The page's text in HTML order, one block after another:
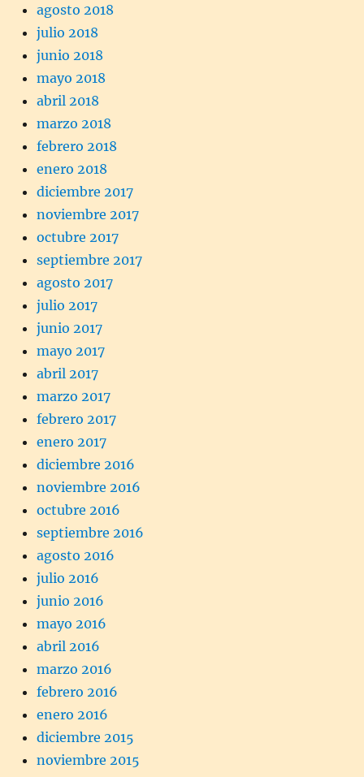
agosto 2018
julio 2018
junio 2018
mayo 2018
abril 2018
marzo 2018
febrero 2018
enero 2018
diciembre 2017
noviembre 2017
octubre 2017
septiembre 2017
agosto 2017
julio 2017
junio 2017
mayo 2017
abril 2017
marzo 2017
febrero 2017
enero 2017
diciembre 2016
noviembre 2016
octubre 2016
septiembre 2016
agosto 2016
julio 2016
junio 2016
mayo 2016
abril 2016
marzo 2016
febrero 2016
enero 2016
diciembre 2015
noviembre 2015